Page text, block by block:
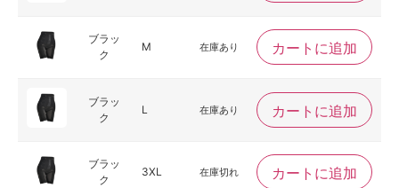
ブラッ
ク
M 在庫あり カートに追加
ブラッ
ク
L 在庫あり カートに追加
ブラッ
ク
3XL 在庫切れ カートに追加